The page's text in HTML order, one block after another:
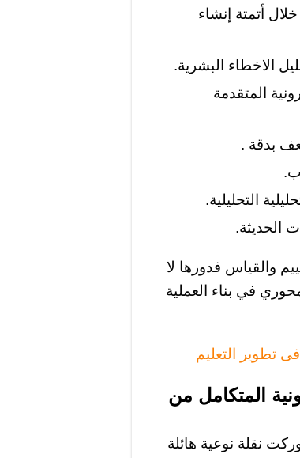
أتمتة إنشاء
الاخطاء البشرية.
المتقدمة
بدقة .
التحليلية.
الحديثة.
والقياس فدورها لا
في بناء العملية
فى تطوير التعليم
المتكامل من
نقلة نوعية هائلة